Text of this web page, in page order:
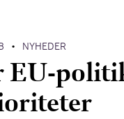
• NYHEDER
EU-